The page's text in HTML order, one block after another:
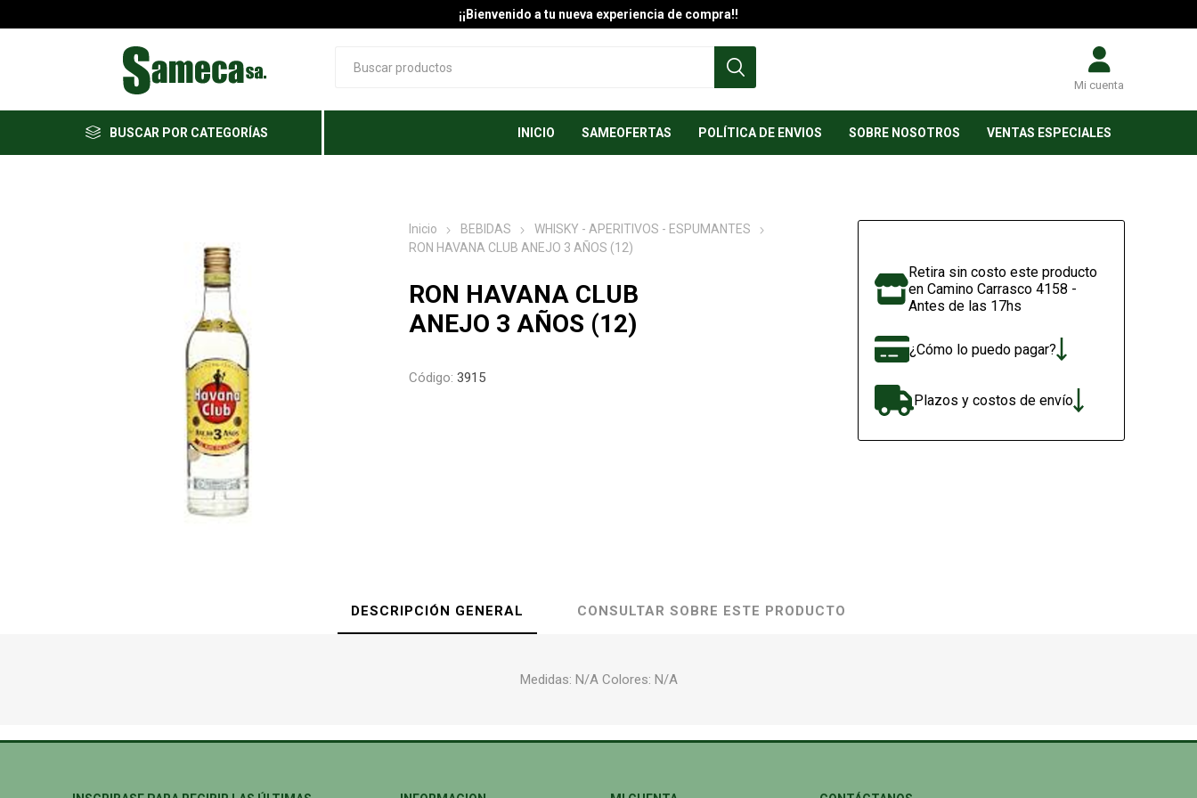
¡¡Bienvenido a tu nueva experiencia de compra!!
Mi cuenta
BUSCAR POR CATEGORÍAS INICIO SAMEOFERTAS POLÍTICA DE ENVIOS SOBRE NOSOTROS VENTAS ESPECIALES
Inicio BEBIDAS
WHISKY - APERITIVOS - ESPUMANTES
RON HAVANA CLUB ANEJO 3 AÑOS (12)
RON HAVANA CLUB
ANEJO 3 AÑOS (12)
Código: 3915
Retira sin costo este producto
en Camino Carrasco 4158 -
Antes de las 17hs
¿Cómo lo puedo pagar?
Plazos y costos de envío
DESCRIPCIÓN GENERAL CONSULTAR SOBRE ESTE PRODUCTO
Medidas: N/A Colores: N/A